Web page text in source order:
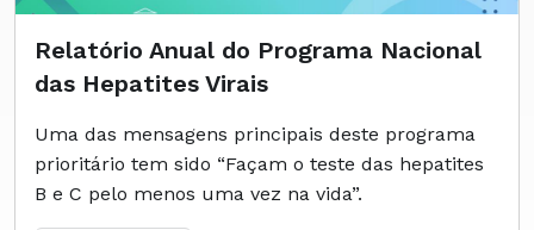
Relatório Anual do Programa Nacional
das Hepatites Virais
Uma das mensagens principais deste programa
prioritário tem sido “Façam o teste das hepatites
B e C pelo menos uma vez na vida”.